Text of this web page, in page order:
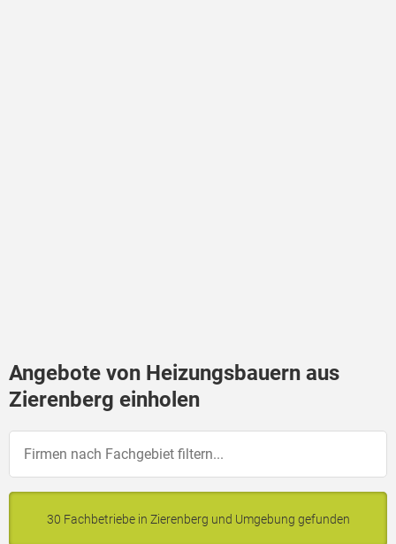
Angebote von Heizungsbauern aus
Zierenberg einholen
30 Fachbetriebe in Zierenberg und Umgebung gefunden